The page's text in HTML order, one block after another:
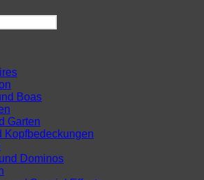
Boas
Garten
Kopfbedeckungen
Dominos